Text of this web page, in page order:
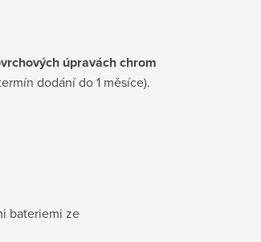
úpraváchchrom
dodání do1 měsíce).
bateriemi ze